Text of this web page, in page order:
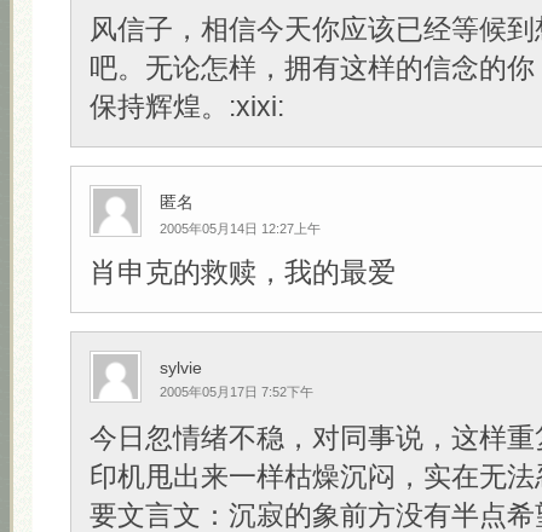
风信子，相信今天你应该已经等候
吧。无论怎样，拥有这样的信念的
保持辉煌。:xixi:
匿名
2005年05月14日 12:27上午
肖申克的救赎，我的最爱
sylvie
2005年05月17日 7:52下午
今日忽情绪不稳，对同事说，这样
印机甩出来一样枯燥沉闷，实在无
要文言文：沉寂的象前方没有半点